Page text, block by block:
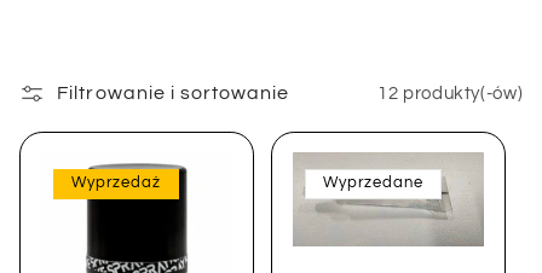
Filtrowanie i sortowanie 12 produkty(-ów)
Wyprzedaż Wyprzedane